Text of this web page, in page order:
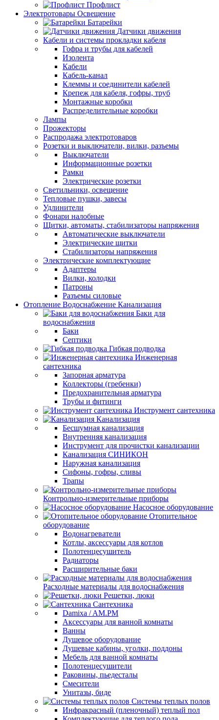
Профлист
Электротовары Освещение
Батарейки
Датчики движения
Кабели и системы прокладки кабеля
Гофра и трубы для кабелей
Изолента
Кабели
Кабель-канал
Клеммы и соединители кабелей
Крепеж для кабеля, гофры, труб
Монтажные коробки
Распределительные коробки
Лампы
Прожекторы
Распродажа электротоваров
Розетки и выключатели, вилки, разъемы
Выключатели
Информационные розетки
Рамки
Электрические розетки
Светильники, освещение
Тепловые пушки, завесы
Удлинители
Фонари налобные
Щитки, автоматы, стабилизаторы напряжения
Автоматические выключатели
Электрические щитки
Стабилизаторы напряжения
Электрические комплектующие
Адаптеры
Вилки, колодки
Патроны
Разъемы силовые
Отопление Водоснабжение Канализация
Баки для
водоснабжения
Баки
Септики
Гибкая подводка
Инженерная
сантехника
Запорная арматура
Коллекторы (гребенки)
Предохранительная арматура
Трубы и фитинги
Инструмент сантехника
Канализация
Бесшумная канализация
Внутренняя канализация
Инструмент для прочистки канализации
Канализация СИНИКОН
Наружная канализация
Сифоны, гофры, сливы
Трапы
Контрольно-измерительные приборы
Насосное оборудование
Отопительное
оборудование
Водонагреватели
Котлы, аксессуары для котлов
Полотенцесушитель
Радиаторы
Расширительные баки
Расходные материалы для водоснабжения
Решетки, люки
Сантехника
Damixa / AM.PM
Аксессуары для ванной комнаты
Ванны
Душевое оборудование
Душевые кабины, уголки, поддоны
Мебель для ванной комнаты
Полотенцесушители
Раковины, пьедесталы
Смесители
Унитазы, биде
Системы теплых полов
Инфракрасный (пленочный) теплый пол